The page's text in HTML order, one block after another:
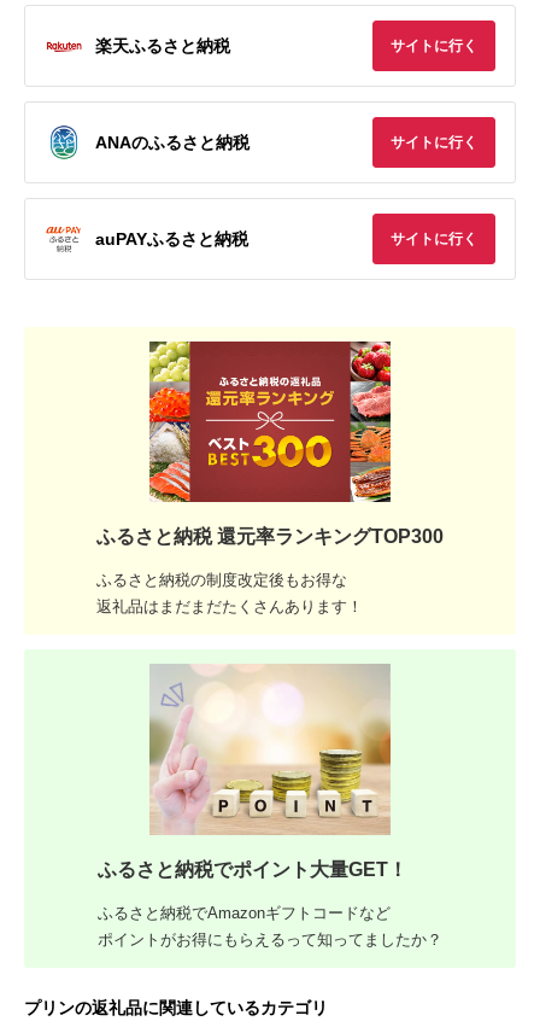
楽天ふるさと納税 サイトに行く
ANAのふるさと納税 サイトに行く
auPAYふるさと納税 サイトに行く
ふるさと納税 還元率ランキングTOP300
ふるさと納税の制度改定後もお得な
返礼品はまだまだたくさんあります！
ふるさと納税でポイント大量GET！
ふるさと納税でAmazonギフトコードなど
ポイントがお得にもらえるって知ってましたか？
プリンの返礼品に関連しているカテゴリ